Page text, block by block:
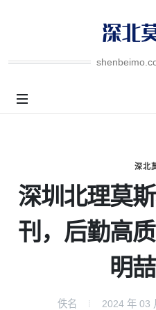
深北
深圳北理莫
刊，后勤高
明
佚名 2024 年 03